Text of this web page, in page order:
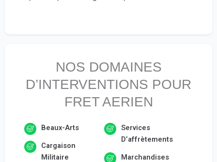
NOS DOMAINES
D’INTERVENTIONS POUR
FRET AERIEN
Beaux-Arts
Cargaison
Militaire
Services
D’affrètements
Marchandises